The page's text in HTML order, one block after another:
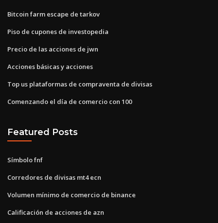
Bitcoin farm escape de tarkov
Piso de cupones de investopedia
Precio de las acciones de jwn
Acciones básicas y acciones
Top us plataformas de compraventa de divisas
Comenzando el día de comercio con 100
Featured Posts
Símbolo fnf
Corredores de divisas mt4 ecn
Volumen mínimo de comercio de binance
Calificación de acciones de azn